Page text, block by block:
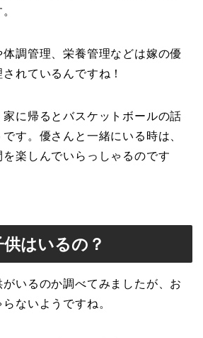
調管理、栄養管理などは嫁の優
れているんですね！
に帰るとバスケットボールの話
す。優さんと一緒にいる時は、
楽しんでいらっしゃるのです
はいるの？
いるのか調べてみましたが、お
ないようですね。